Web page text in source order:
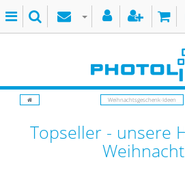
Weihnachtsgeschenk-Ideen
Topseller - unsere